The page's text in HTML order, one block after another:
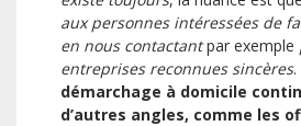
aux personnes intéressées de
en nous contactantpar exemple
entreprises reconnues sincères.
démarchage à domicile
d’autres angles, comme les